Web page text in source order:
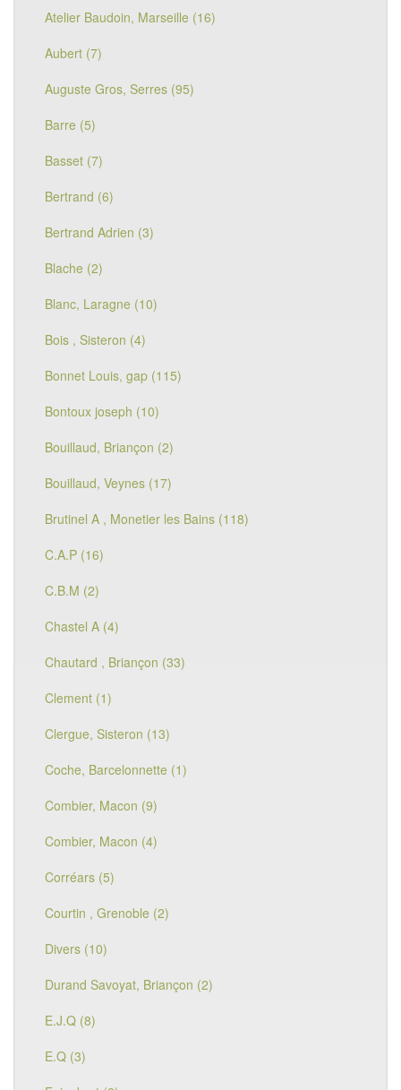
Atelier Baudoin, Marseille (16)
Aubert (7)
Auguste Gros, Serres (95)
Barre (5)
Basset (7)
Bertrand (6)
Bertrand Adrien (3)
Blache (2)
Blanc, Laragne (10)
Bois , Sisteron (4)
Bonnet Louis, gap (115)
Bontoux joseph (10)
Bouillaud, Briançon (2)
Bouillaud, Veynes (17)
Brutinel A , Monetier les Bains (118)
C.A.P (16)
C.B.M (2)
Chastel A (4)
Chautard , Briançon (33)
Clement (1)
Clergue, Sisteron (13)
Coche, Barcelonnette (1)
Combier, Macon (9)
Combier, Macon (4)
Corréars (5)
Courtin , Grenoble (2)
Divers (10)
Durand Savoyat, Briançon (2)
E.J.Q (8)
E.Q (3)